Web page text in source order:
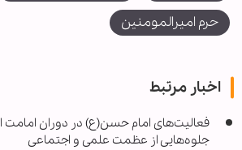
حرم امیرالمومنین
اخبار مرتبط
فعالیت‌های امام حسن(ع) در دوران امامت
جلوه‌هایی از عظمت علمی و اجتماعی